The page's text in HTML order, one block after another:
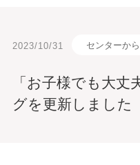
2023/10/31 センターか
「お子様でも大
グを更新しました